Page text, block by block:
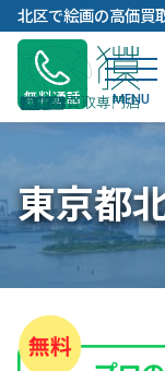
北区で絵画の高価買
無料通話
東京都